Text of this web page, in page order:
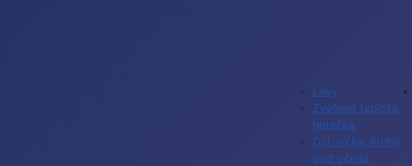
Léky
Zvýšená teplota,
horečka
Oči, víčka, kruhy
pod očima